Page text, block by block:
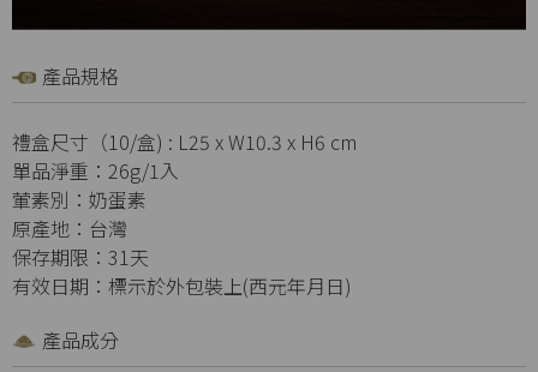
產品規格
禮盒尺寸（10/盒) : L25 x W10.3 x H6 cm
單品淨重：26g/1入
葷素別：奶蛋素
原產地：台灣
保存期限：31天
有效日期：標示於外包裝上(西元年月日)
產品成分